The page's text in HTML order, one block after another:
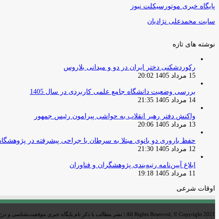
پایگاه خبری موتورسیکلت نیوز
سایت محمدعلی نژادیان
نوشته های تازه
رکوردشکنی دختر ایران در دو و میدانی بلاروس
15 مرداد 1405 20:02
بررسی وضعیت دانشگاه جامع علمی کاربردی در سال 1405
14 مرداد 1405 21:35
واکنش دفتر رهبر انقلاب به حواشی پیرامون رئیس جمهور
13 مرداد 1405 20:06
حفظ باروری دو بانوی مبتلا به سرطان با جراحی پیشرفته در
12 مرداد 1405 21:30
ابلاغ آیین‌نامه رتبه‌بندی پژوهشگران و فناوران
11 مرداد 1405 19:18
اوقات شرعی
All Rights Reserved, © Copyright 2021 | نشر مطالب با ذکر نام پایگاه خبری موفقیت‌شناسی و درج لینک خبر بلامانع است